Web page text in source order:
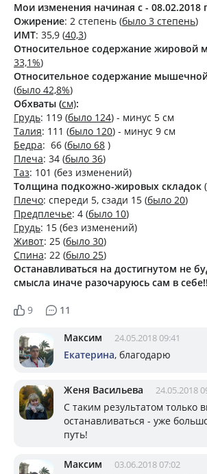
Мои изменения начиная с - 08.02.2018
Ожирение: 2 степень (было 3 степень)
ИМТ: 35,9 (40,3)
Относительное содержание жировой
33,1%)
Относительное содержание
(было 42,8%)
Обхваты (см):
Грудь: 119 (было 124) - минус 5 см
Талия: 111 (было 120) - минус 9 см
Бедра: 66 (было 68 )
Плеча: 34 (было 36)
Таз: 101 (без изменений)
Толщина подкожно-жировых складок (
Плечо: спереди 5, сзади 15 (было 20)
Предплечье: 4 (было 10)
Грудь: 15 (без изменений)
Живот: 25 (было 30)
Спина: 22 (было 25)
Останавливаться на достигнутом не
смысла иначе разочаруюсь сам в
9 11
Максим 24.05.2018 09:41
Екатерина, благодарю
Женя Васильева 24.05.2018
С таким результатом только
останавливаться - уже
путь!
Максим 03.06.2018 07:02